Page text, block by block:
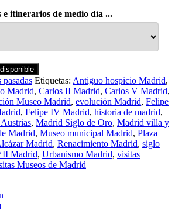
e itinerarios de medio día ...
Etiquetas: Antiguo hospicio Madrid,
Madrid, Carlos II Madrid, Carlos V Madrid,
Museo Madrid, evolución Madrid, Felipe
, Felipe IV Madrid, historia de madrid,
, Madrid Siglo de Oro, Madrid villa y
Madrid, Museo municipal Madrid, Plaza
Madrid, Renacimiento Madrid, siglo
Madrid, Urbanismo Madrid, visitas
Museos de Madrid